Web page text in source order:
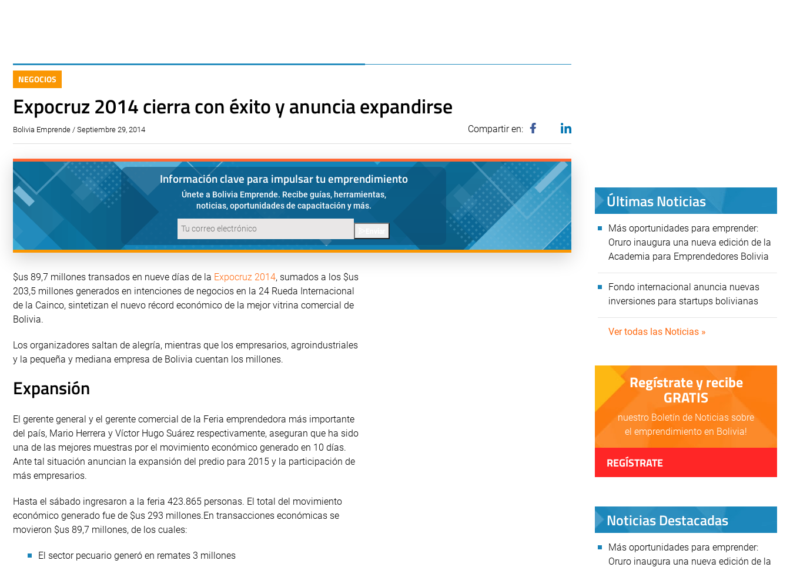
NEGOCIOS
Expocruz 2014 cierra con éxito y anuncia expandirse
Bolivia Emprende / Septiembre 29, 2014 Compartir en:
Información clave para impulsar tu emprendimiento
Únete a Bolivia Emprende. Recibe guías, herramientas,
noticias, oportunidades de capacitación y más.
$us 89,7 millones transados en nueve días de la Expocruz 2014, sumados a los $us
203,5 millones generados en intenciones de negocios en la 24 Rueda Internacional
de la Cainco, sintetizan el nuevo récord económico de la mejor vitrina comercial de
Bolivia.
Los organizadores saltan de alegría, mientras que los empresarios, agroindustriales
y la pequeña y mediana empresa de Bolivia cuentan los millones.
Expansión
El gerente general y el gerente comercial de la Feria emprendedora más importante
del país, Mario Herrera y Víctor Hugo Suárez respectivamente, aseguran que ha sido
una de las mejores muestras por el movimiento económico generado en 10 días.
Ante tal situación anuncian la expansión del predio para 2015 y la participación de
más empresarios.
Hasta el sábado ingresaron a la feria 423.865 personas. El total del movimiento
económico generado fue de $us 293 millones.En transacciones económicas se
movieron $us 89,7 millones, de los cuales:
El sector pecuario generó en remates 3 millones
Últimas Noticias
Más oportunidades para emprender:
Oruro inaugura una nueva edición de la
Academia para Emprendedores Bolivia
Fondo internacional anuncia nuevas
inversiones para startups bolivianas
Ver todas las Noticias »
Regístrate y recibe
GRATIS
nuestro Boletín de Noticias sobre
el emprendimiento en Bolivia!
REGÍSTRATE
Noticias Destacadas
Más oportunidades para emprender:
Oruro inaugura una nueva edición de la